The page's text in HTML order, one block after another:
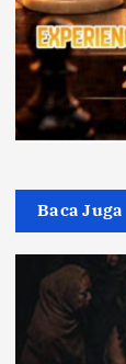
Baca Juga